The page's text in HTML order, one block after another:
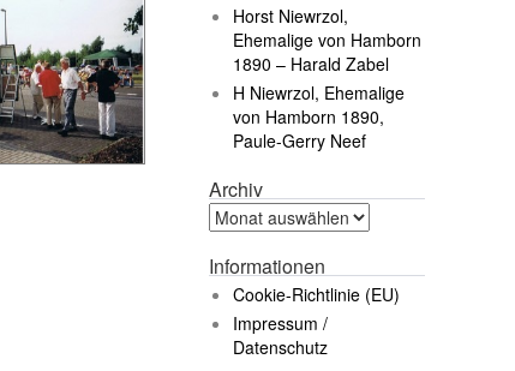
Horst Niewrzol,
Ehemalige von Hamborn
1890 – Harald Zabel
H Niewrzol, Ehemalige
von Hamborn 1890,
Paule-Gerry Neef
Archiv
Informationen
Cookie-Richtlinie (EU)
Impressum /
Datenschutz